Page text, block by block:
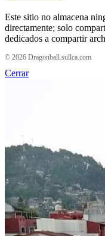
Este sitio no almacena
directamente; solo
dedicados a compartir
© 2026 Dragonball.sullca.com
Cerrar